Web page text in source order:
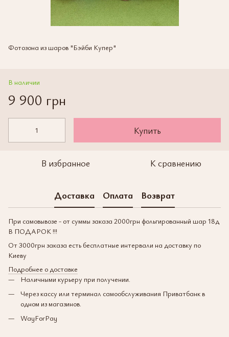
Фотозона из шаров "Бэйби Купер"
В наличии
9 900 грн
Купить
В избранное К сравнению
Доставка Оплата Возврат
При самовывозе - от суммы заказа 2000грн фольгированный шар 18д
В ПОДАРОК !!!
От 3000грн заказа есть бесплатные интервали на доставку по
Киеву
Подробнее о доставке
Наличными курьеру при получении.
Через кассу или терминал самообслуживания Приватбанк в
одном из магазинов.
WayForPay